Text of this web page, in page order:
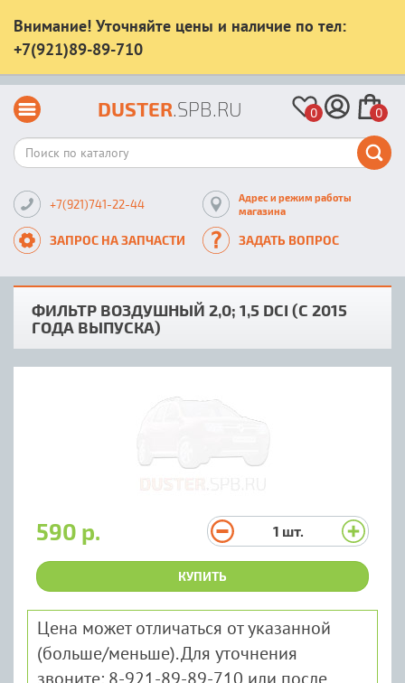
Внимание! Уточняйте цены и наличие по тел:
+7(921)89-89-710
DUSTER.SPB.RU 0 0
+7(921)741-22-44
Адрес и режим работы
магазина
ЗАПРОС НА ЗАПЧАСТИ ЗАДАТЬ ВОПРОС
ФИЛЬТР ВОЗДУШНЫЙ 2,0; 1,5 DCI (С 2015
ГОДА ВЫПУСКА)
590 р. 1 шт.
КУПИТЬ
Цена может отличаться от указанной
(больше/меньше). Для уточнения